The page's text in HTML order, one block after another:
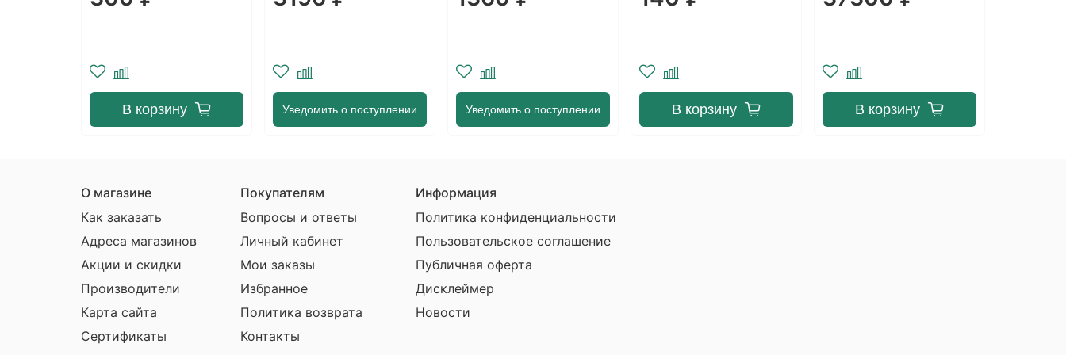
Уведомить о поступлении Уведомить о поступлении В корзину В корзину В корзину
О магазине
Как заказать
Адреса магазинов
Акции и скидки
Производители
Карта сайта
Сертификаты
Покупателям
Вопросы и ответы
Личный кабинет
Мои заказы
Избранное
Политика возврата
Контакты
Информация
Политика конфиденциальности
Пользовательское соглашение
Публичная оферта
Дисклеймер
Новости